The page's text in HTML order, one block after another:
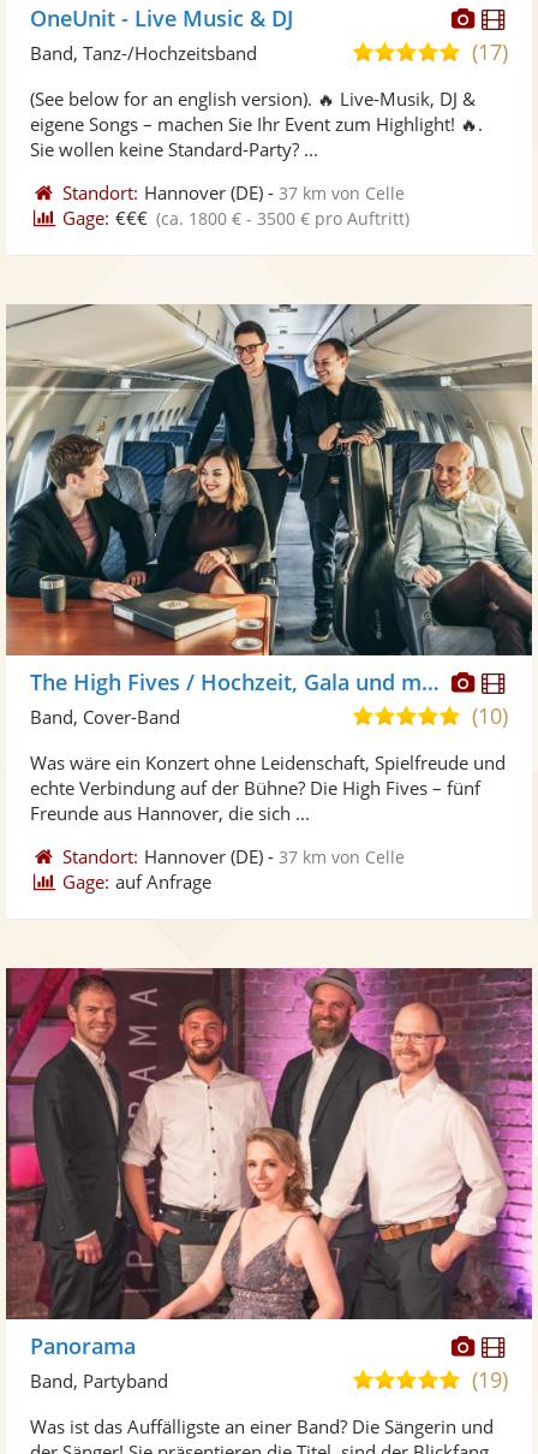
OneUnit - Live Music & DJ
4,9
5
(17)
Band, Tanz-/Hochzeitsband
(See below for an english version). 🔥 Live-Musik, DJ &
eigene Songs – machen Sie Ihr Event zum Highlight! 🔥.
Sie wollen keine Standard-Party? ...
Standort: Hannover (DE) -37 km von Celle
Gage: €€€ (ca. 1800 € - 3500 € pro Auftritt)
Fotos
The High Fives / Hochzeit, Gala und mehr
5,0
5
(10)
Band, Cover-Band
Was wäre ein Konzert ohne Leidenschaft, Spielfreude und
echte Verbindung auf der Bühne? Die High Fives – fünf
Freunde aus Hannover, die sich ...
Standort: Hannover (DE) -37 km von Celle
Gage: auf Anfrage
Fotos
Panorama
5,0
5
(19)
Band, Partyband
Was ist das Auffälligste an einer Band? Die Sängerin und